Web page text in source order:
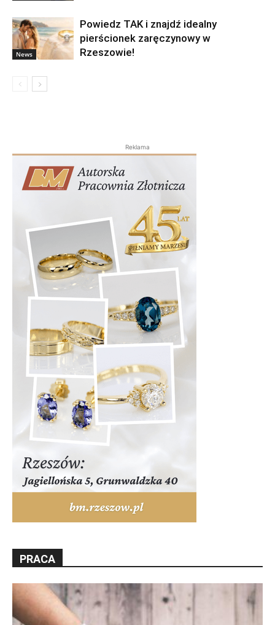
News
Powiedz TAK i znajdź idealny
pierścionek zaręczynowy w
Rzeszowie!
Reklama
PRACA